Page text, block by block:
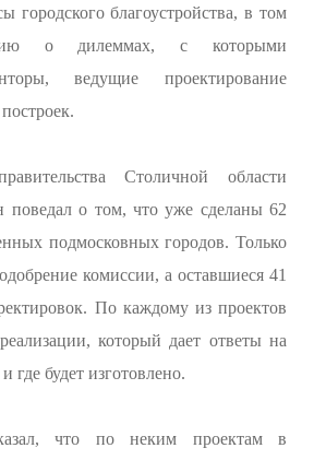
городского благоустройства, в том
о дилеммах, с которыми
ведущие проектирование
Столичной области
о том, что уже сделаны 62
подмосковных городов. Только
комиссии, а оставшиеся 41
По каждому из проектов
который дает ответы на
где будет изготовлено.
что по неким проектам в